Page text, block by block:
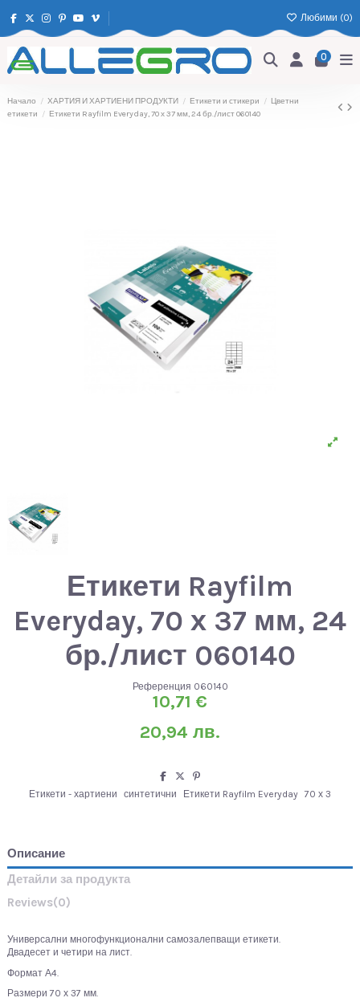
Любими (0)
0
Начало ХАРТИЯ И ХАРТИЕНИ ПРОДУКТИ Етикети и стикери
Цветни
етикети
Етикети Rayfilm Everyday, 70 х 37 мм, 24 бр./лист 060140
Етикети Rayfilm
Everyday, 70 х 37 мм, 24
бр./лист 060140
Референция 060140
10,71 €
20,94 лв.
Етикети - хартиени синтетични Етикети Rayfilm Everyday 70 х 3
Описание
Детайли за продукта
Reviews(0)
Универсални многофункционални самозалепващи етикети.
Двадесет и четири на лист.
Формат А4.
Размери 70 х 37 мм.